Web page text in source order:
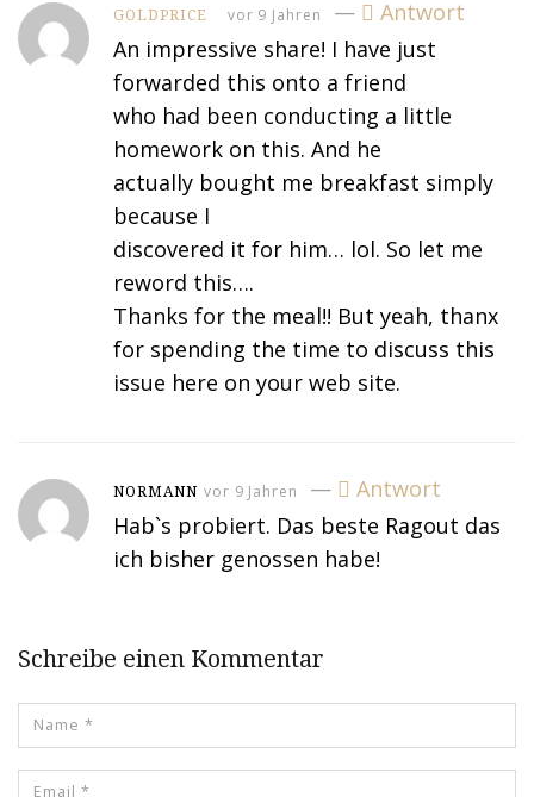
GOLDPRICE vor 9 Jahren —
Antwort
An impressive share! I have just
forwarded this onto a friend
who had been conducting a little
homework on this. And he
actually bought me breakfast simply
because I
discovered it for him… lol. So let me
reword this….
Thanks for the meal!! But yeah, thanx
for spending the time to discuss this
issue here on your web site.
NORMANN vor 9 Jahren —
Antwort
Hab`s probiert. Das beste Ragout das
ich bisher genossen habe!
Schreibe einen Kommentar